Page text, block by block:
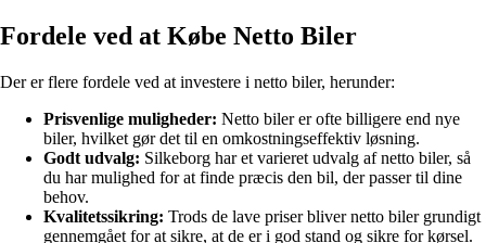
Fordele ved at Købe Netto Biler
Der er flere fordele ved at investere i netto biler, herunder:
Prisvenlige muligheder: Netto biler er ofte billigere end nye
biler, hvilket gør det til en omkostningseffektiv løsning.
Godt udvalg: Silkeborg har et varieret udvalg af netto biler, så
du har mulighed for at finde præcis den bil, der passer til dine
behov.
Kvalitetssikring: Trods de lave priser bliver netto biler grundigt
gennemgået for at sikre, at de er i god stand og sikre for kørsel.